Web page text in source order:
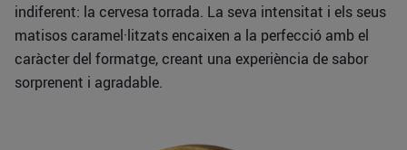
indiferent: la cervesa torrada. La seva intensitat i els seus
matisos caramel·litzats encaixen a la perfecció amb el
caràcter del formatge, creant una experiència de sabor
sorprenent i agradable.